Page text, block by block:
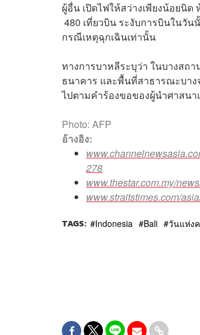
ผู้อื่น เปิดไฟให้สว่างเพียงน้อยนิ
480 เที่ยวบิน ระงับการบินในวั
กรณีเหตุฉุกเฉินเท่านั้น
ทางการบาหลีระบุว่า ในบางสถ
ธนาคาร และพื้นที่สาธารณะบาง
ไปตามคำร้องขอของผู้นำศาสนา
Photo: AFP
อ้างอิง:
278
www.thestar.com.my/
www.straitstimes.com/
TAGS: Indonesia Bali วันแห่ง